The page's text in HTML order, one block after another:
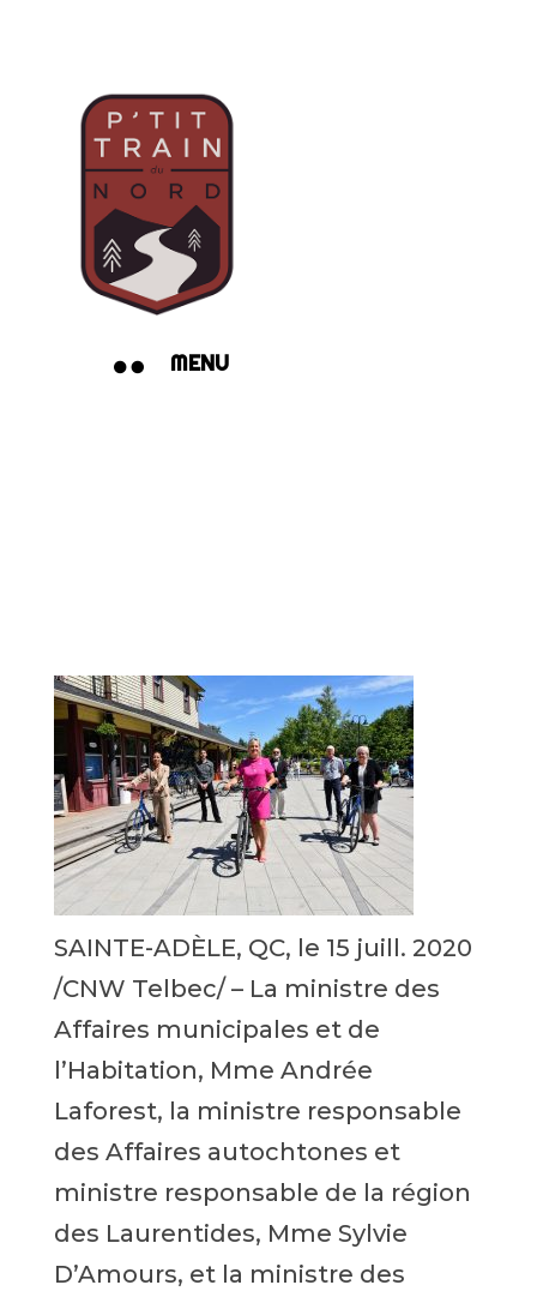
 MENU
SAINTE-ADÈLE, QC, le 15 juill. 2020
/CNW Telbec/ – La ministre des
Affaires municipales et de
l’Habitation, Mme Andrée
Laforest, la ministre responsable
des Affaires autochtones et
ministre responsable de la région
des Laurentides, Mme Sylvie
D’Amours, et la ministre des